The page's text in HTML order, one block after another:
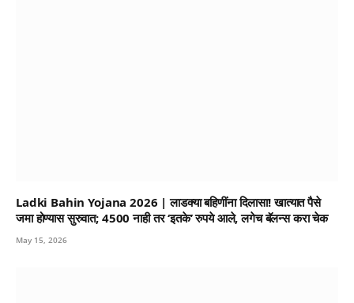
Ladki Bahin Yojana 2026 | लाडक्या बहिणींना दिलासा! खात्यात पैसे
जमा होण्यास सुरुवात; 4500 नाही तर ‘इतके’ रुपये आले, लगेच बॅलन्स करा चेक
May 15, 2026